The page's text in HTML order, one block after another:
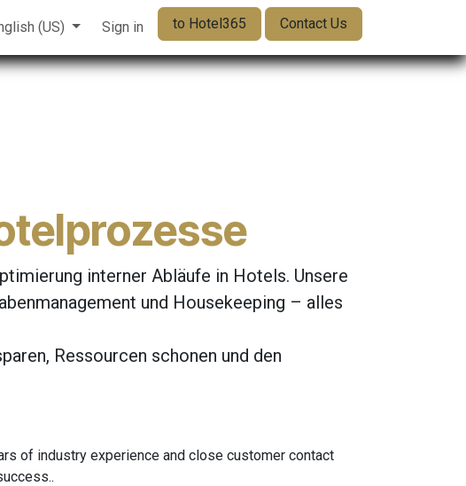
(US) Sign in to Hotel365 Contact Us
interner Abläufe in Hotels. Unsere
und Housekeeping – alles
Ressourcen schonen und den
of industry experience and close customer contact